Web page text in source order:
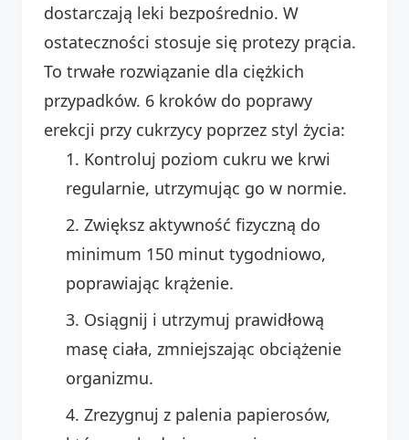
dostarczają leki bezpośrednio. W
ostateczności stosuje się protezy prącia.
To trwałe rozwiązanie dla ciężkich
przypadków. 6 kroków do poprawy
erekcji przy cukrzycy poprzez styl życia:
Kontroluj poziom cukru we krwi
regularnie, utrzymując go w normie.
Zwiększ aktywność fizyczną do
minimum 150 minut tygodniowo,
poprawiając krążenie.
Osiągnij i utrzymuj prawidłową
masę ciała, zmniejszając obciążenie
organizmu.
Zrezygnuj z palenia papierosów,